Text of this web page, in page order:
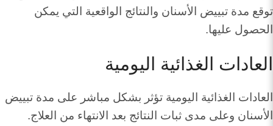
توقع مدة تبييض الأسنان والنتائج الواقعية التي يمكن
الحصول عليها.
العادات الغذائية اليومية
العادات الغذائية اليومية تؤثر بشكل مباشر على مدة تبييض
الأسنان وعلى مدى ثبات النتائج بعد الانتهاء من العلاج.